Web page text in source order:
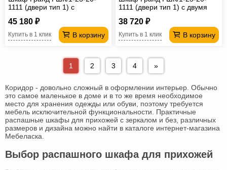
1111 (двери тип 1) с
45 180 ₽
В корзину
Купить в 1 клик
1111 (двери тип 1) с двумя
38 720 ₽
В корзину
Купить в 1 клик
1 2 3 4 »
Коридор - довольно сложный в оформлении интерьер. Обычно
это самое маленькое в доме и в то же время необходимое
место для хранения одежды или обуви, поэтому требуется
мебель исключительной функциональности. Практичные
распашные шкафы для прихожей с зеркалом и без, различных
размеров и дизайна можно найти в каталоге интернет-магазина
Мебеласка.
Выбор распашного шкафа для прихожей